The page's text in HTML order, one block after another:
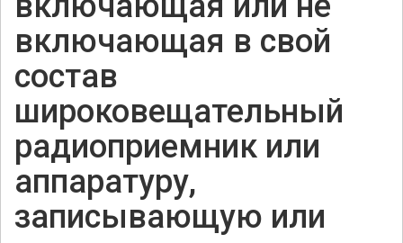
включающая в свой
состав
широковещательный
радиоприемник или
аппаратуру,
записывающую или